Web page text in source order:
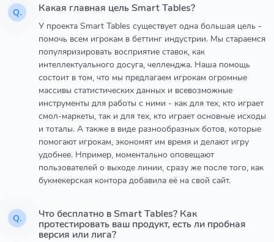
Q. Какая главная цель Smart Tables?
У проекта Smart Tables существует одна большая цель -
помочь всем игрокам в беттинг индустрии. Мы стараемся
популяризировать восприятие ставок, как
интеллектуального досуга, челленджа. Наша помощь
состоит в том, что мы предлагаем игрокам огромные
массивы статистических данных и всевозможные
инструменты для работы с ними - как для тех, кто играет
смол-маркеты, так и для тех, кто играет основные исходы
и тоталы. А также в виде разнообразных ботов, которые
помогают игрокам, экономят им время и делают игру
удобнее. Нпример, моментально оповещают
пользователей о выходе линии, сразу же после того, как
букмекерская контора добавила её на свой сайт.
Q. Что бесплатно в Smart Tables? Как
протестировать ваш продукт, есть ли пробная
версия или лига?